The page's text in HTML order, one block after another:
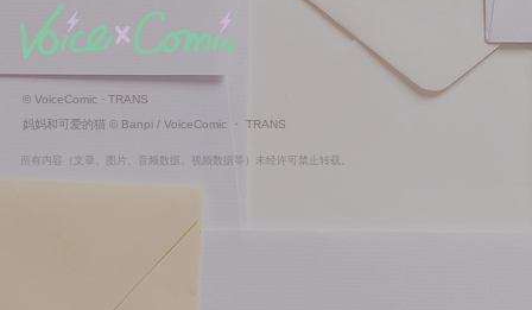
© VoiceComic · TRANS
妈妈和可爱的猫 © Banpi / VoiceComic ・ TRANS
所有内容（文章、图片、音频数据、视频数据等）​未经许可禁止转载。